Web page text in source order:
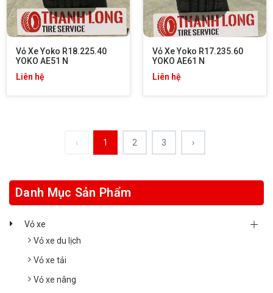
Vỏ Xe Yoko R18.225.40
YOKO AE51 N
Liên hệ
Vỏ Xe Yoko R17.235.60
YOKO AE61 N
Liên hệ
‹ 1 2 3 ›
Danh Mục Sản Phẩm
Vỏ xe
Vỏ xe du lịch
Vỏ xe tải
Vỏ xe nâng